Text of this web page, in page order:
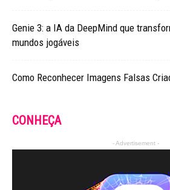
Genie 3: a IA da DeepMind que
mundos jogáveis
Como Reconhecer Imagens Falsas
CONHEÇA
- Advertisement -